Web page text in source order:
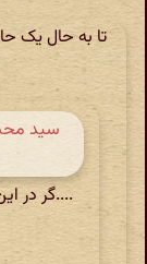
تا به حال یک
سید
....گر در